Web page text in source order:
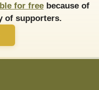
for freebecause of
of supporters.